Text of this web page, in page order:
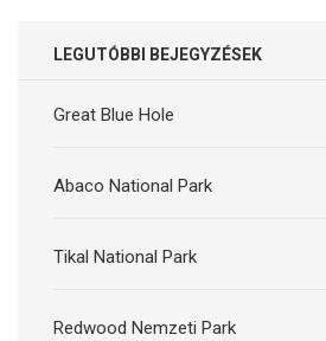
LEGUTÓBBI BEJEGYZÉSEK
Great Blue Hole
Abaco National Park
Tikal National Park
Redwood Nemzeti Park